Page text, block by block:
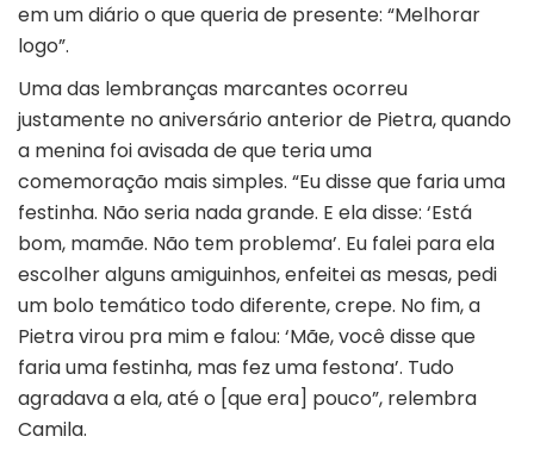
em um diário o que queria de presente: “Melhorar
logo”.
Uma das lembranças marcantes ocorreu
justamente no aniversário anterior de Pietra, quando
a menina foi avisada de que teria uma
comemoração mais simples. “Eu disse que faria uma
festinha. Não seria nada grande. E ela disse: ‘Está
bom, mamãe. Não tem problema’. Eu falei para ela
escolher alguns amiguinhos, enfeitei as mesas, pedi
um bolo temático todo diferente, crepe. No fim, a
Pietra virou pra mim e falou: ‘Mãe, você disse que
faria uma festinha, mas fez uma festona’. Tudo
agradava a ela, até o [que era] pouco”, relembra
Camila.